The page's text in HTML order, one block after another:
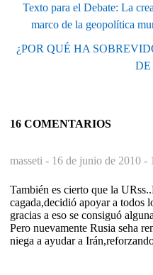
Texto para el Debate: La
marco de la geopolítica
¿POR QUÉ HA
16 COMENTARIOS
masseti - 16 de junio de 2010 -
También es cierto que la
cagada,decidió apoyar a todos
gracias a eso se consiguó
Pero nuevamente Rusia seha
niega a ayudar a